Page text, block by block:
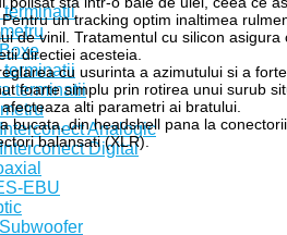
terminatii
terminatii
terminatii
Analogic
Digital
EBU
un tracking optim inaltimea
de vinil. Tratamentul cu silicon asigura
directiei acesteia.
cu usurinta a azimutului si a
foarte simplu prin rotirea unui surub
alti parametri ai bratului.
bucata, din headshell pana la
balansati (XLR).